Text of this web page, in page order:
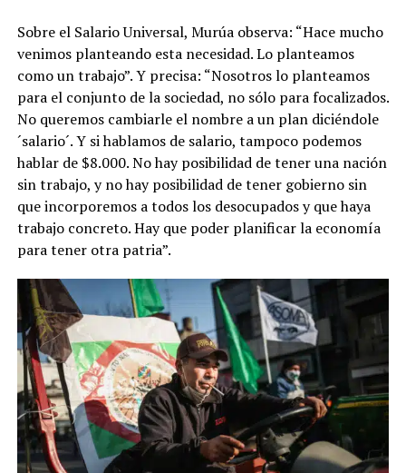
Sobre el Salario Universal, Murúa observa: “Hace mucho
venimos planteando esta necesidad. Lo planteamos
como un trabajo”. Y precisa: “Nosotros lo planteamos
para el conjunto de la sociedad, no sólo para focalizados.
No queremos cambiarle el nombre a un plan diciéndole
´salario´. Y si hablamos de salario, tampoco podemos
hablar de $8.000. No hay posibilidad de tener una nación
sin trabajo, y no hay posibilidad de tener gobierno sin
que incorporemos a todos los desocupados y que haya
trabajo concreto. Hay que poder planificar la economía
para tener otra patria”.